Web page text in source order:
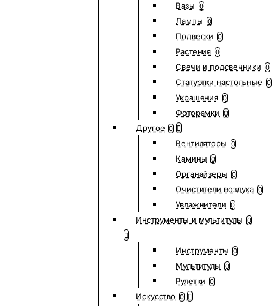
Вазы 0
Лампы 0
Подвески 0
Растения 0
Свечи и подсвечники 0
Статуэтки настольные 0
Украшения 0
Фоторамки 0
Другое 0
Вентиляторы 0
Камины 0
Органайзеры 0
Очистители воздуха 0
Увлажнители 0
Инструменты и мультитулы 0
Инструменты 0
Мультитулы 0
Рулетки 0
Искусство 0